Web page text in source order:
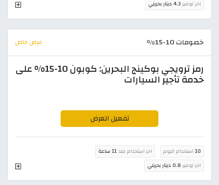
اخر توفير 4.3 دينار بحريني
خصومات 10-15% عرض خاص
رمز ترويجي بوكينج البحرين: كوبون 10-15% على
خدمة تأجير السيارات
تفعيل العرض
10 استخدام اليوم اخر استخدام منذ11 ساعة
اخر توفير 0.8 دينار بحريني